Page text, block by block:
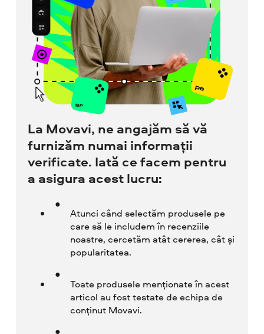
La Movavi, ne angajăm să vă
furnizăm numai informații
verificate. Iată ce facem pentru
a asigura acest lucru:
Atunci când selectăm produsele pe
care să le includem în recenziile
noastre, cercetăm atât cererea, cât și
popularitatea.
Toate produsele menționate în acest
articol au fost testate de echipa de
conținut Movavi.